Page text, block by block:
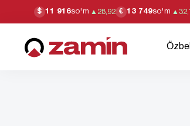
$ 11 916so'm ▲ 28,92 € 13 749so'm ▲